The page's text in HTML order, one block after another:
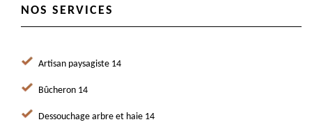
NOS SERVICES
Artisan paysagiste 14
Bûcheron 14
Dessouchage arbre et haie 14